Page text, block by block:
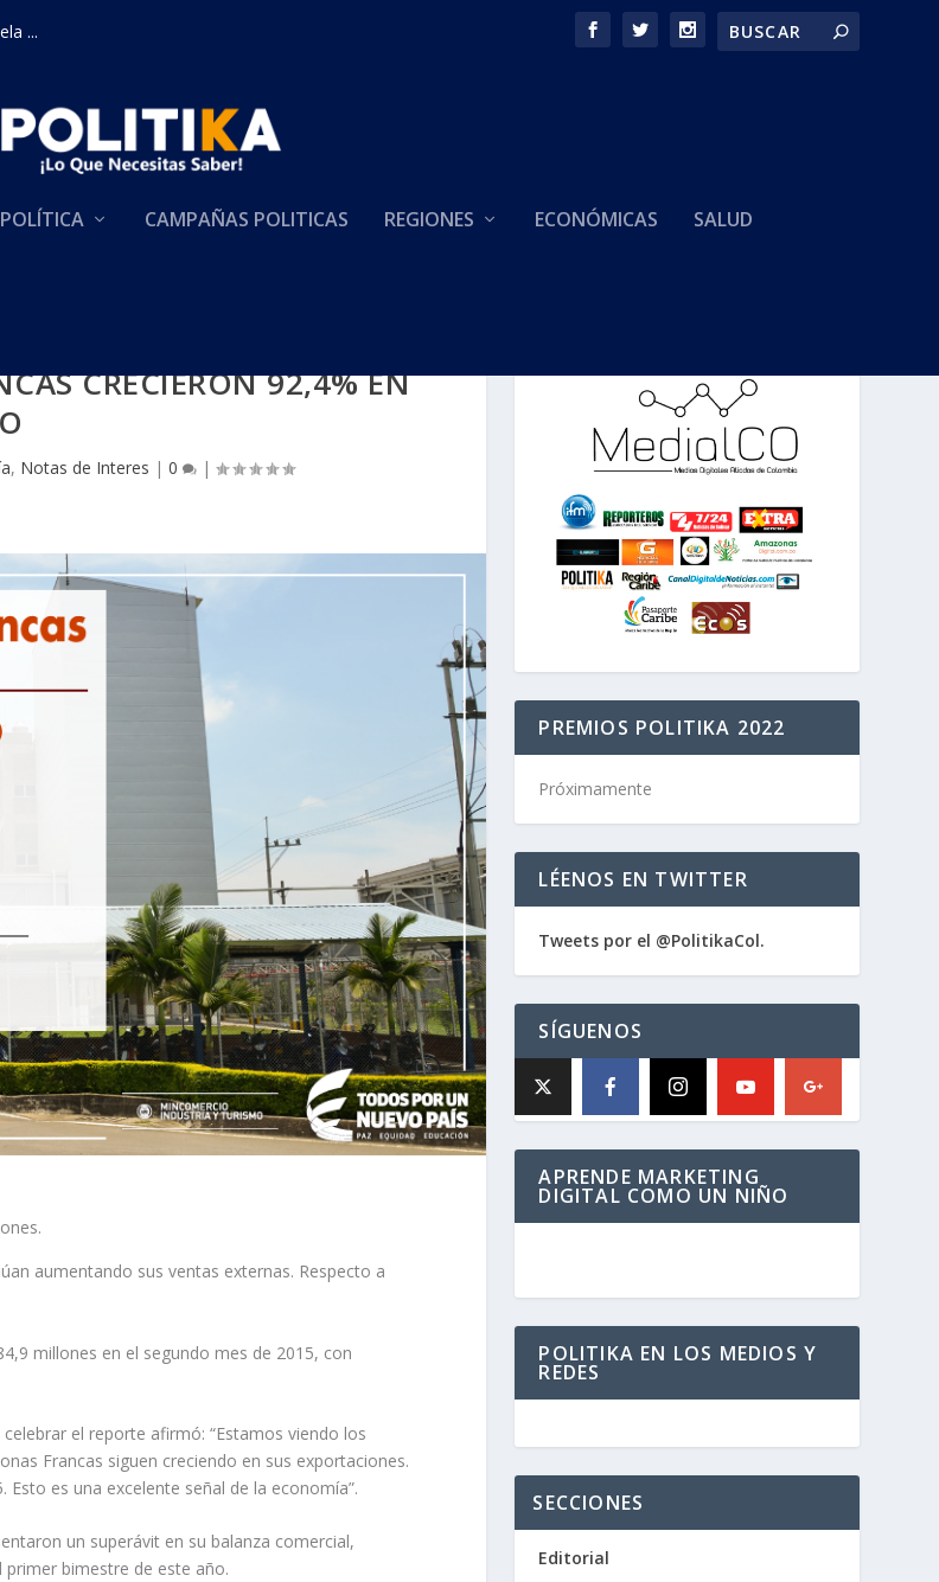
...
POLÍTICA CAMPAÑAS POLITICAS REGIONES ECONÓMICAS SALUD
CRECIERON 92,4% EN
, Notas de Interes | 0 |
aumentando sus ventas externas. Respecto a
millones en el segundo mes de 2015, con
el reporte afirmó: “Estamos viendo los
Francas siguen creciendo en sus exportaciones.
es una excelente señal de la economía”.
un superávit en su balanza comercial,
primer bimestre de este año.
PREMIOS POLITIKA 2022
Próximamente
LÉENOS EN TWITTER
Tweets por el @PolitikaCol.
SÍGUENOS
APRENDE MARKETING
DIGITAL COMO UN NIÑO
POLITIKA EN LOS MEDIOS Y
REDES
SECCIONES
Editorial